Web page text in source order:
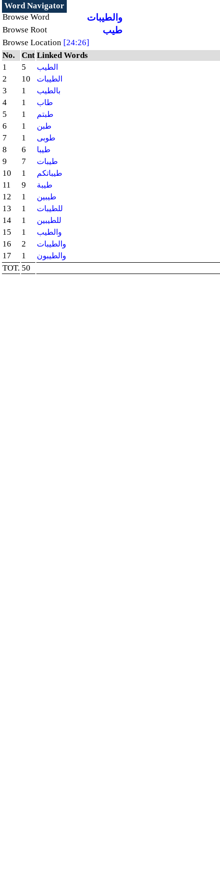
Word Navigator
Browse Word
والطيبات
Browse Root طيب
Browse Location [24:26]
No.
Cnt Linked Words
1
5 الطيب
2 10 الطيبات
3 1 بالطيب
4 1 طاب
5 1 طبتم
6 1 طبن
7 1 طوبى
8 6 طيبا
9 7 طيبات
10 1 طيباتكم
11 9 طيبة
12 1 طيبين
13 1 للطيبات
14 1 للطيبين
15 1 والطيب
16 2 والطيبات
17 1 والطيبون
TOT. 50